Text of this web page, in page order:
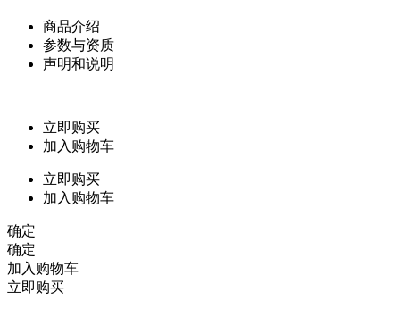
商品介绍
参数与资质
声明和说明
立即购买
加入购物车
立即购买
加入购物车
确定
确定
加入购物车
立即购买